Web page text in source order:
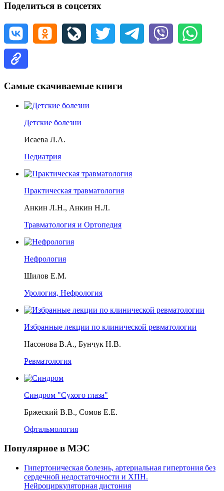
Поделиться в соцсетях
Самые скачиваемые книги
Детские болезни
Исаева Л.А.
Педиатрия
Практическая травматология
Анкин Л.Н., Анкин Н.Л.
Травматология и Ортопедия
Нефрология
Шилов Е.М.
Урология, Нефрология
Избранные лекции по клинической ревматологии
Насонова В.А., Бунчук Н.В.
Ревматология
Синдром "Сухого глаза"
Бржеский В.В., Сомов Е.Е.
Офтальмология
Популярное в МЭС
Гипертоническая болезнь, артериальная гипертония без
сердечной недостаточности и ХПН.
Нейроциркуляторная дистония